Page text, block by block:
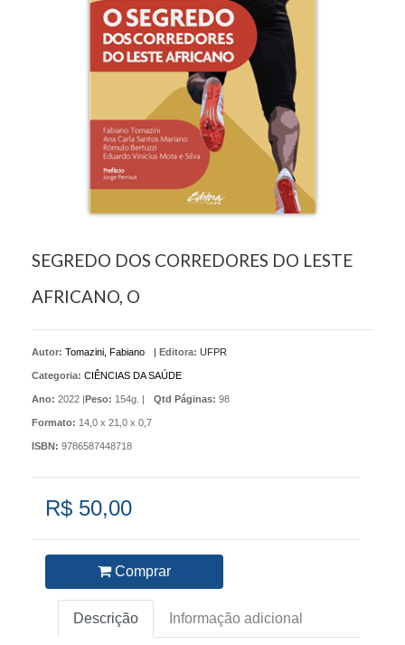
SEGREDO DOS CORREDORES DO LESTE
AFRICANO, O
Autor: Tomazini, Fabiano Editora: UFPR
Categoria: CIÊNCIAS DA SAÚDE
Ano: 2022 | Peso: 154g. | Qtd Páginas: 98
Formato: 14,0 x 21,0 x 0,7
ISBN: 9786587448718
R$ 50,00
Comprar
Descrição Informação adicional